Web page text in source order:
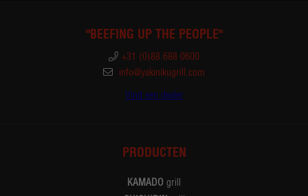
"BEEFING UP THE PEOPLE"
+31 (0)88 688 0600
info@yakinikugrill.com
Vind een dealer
PRODUCTEN
KAMADO grill